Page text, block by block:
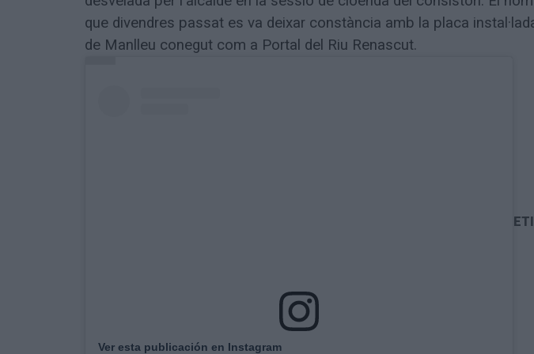
que divendres passat es va deixar constància amb la placa
de Manlleu conegut com a Portal del Riu Renascut.
Ver esta publicación en Instagram